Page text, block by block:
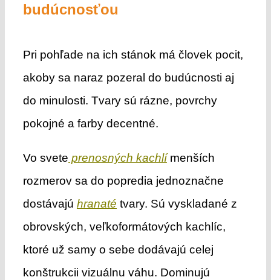
budúcnosťou
Pri pohľade na ich stánok má človek pocit,
akoby sa naraz pozeral do budúcnosti aj
do minulosti. Tvary sú rázne, povrchy
pokojné a farby decentné.
Vo svete prenosných kachlímenších
rozmerov sa do popredia jednoznačne
dostávajú hranaté tvary. Sú vyskladané z
obrovských, veľkoformátových kachlíc,
ktoré už samy o sebe dodávajú celej
konštrukcii vizuálnu váhu. Dominujú